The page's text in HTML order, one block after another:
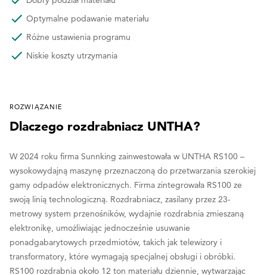
Optymalne podawanie materiału
Różne ustawienia programu
Niskie koszty utrzymania
ROZWIĄZANIE
Dlaczego rozdrabniacz UNTHA?
W 2024 roku firma Sunnking zainwestowała w UNTHA RS100 –
wysokowydajną maszynę przeznaczoną do przetwarzania szerokiej
gamy odpadów elektronicznych. Firma zintegrowała RS100 ze
swoją linią technologiczną. Rozdrabniacz, zasilany przez 23-
metrowy system przenośników, wydajnie rozdrabnia zmieszaną
elektronikę, umożliwiając jednocześnie usuwanie
ponadgabarytowych przedmiotów, takich jak telewizory i
transformatory, które wymagają specjalnej obsługi i obróbki.
RS100 rozdrabnia około 12 ton materiału dziennie, wytwarzając